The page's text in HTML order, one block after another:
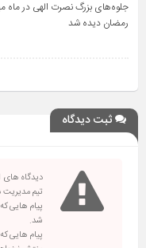
جلوه‌های بزرگ نصرت الهی در ماه
رمضان دیده شد
ثبت دیدگاه
دیدگاه
تیم
پیام هایی
شد.
پیام هایی